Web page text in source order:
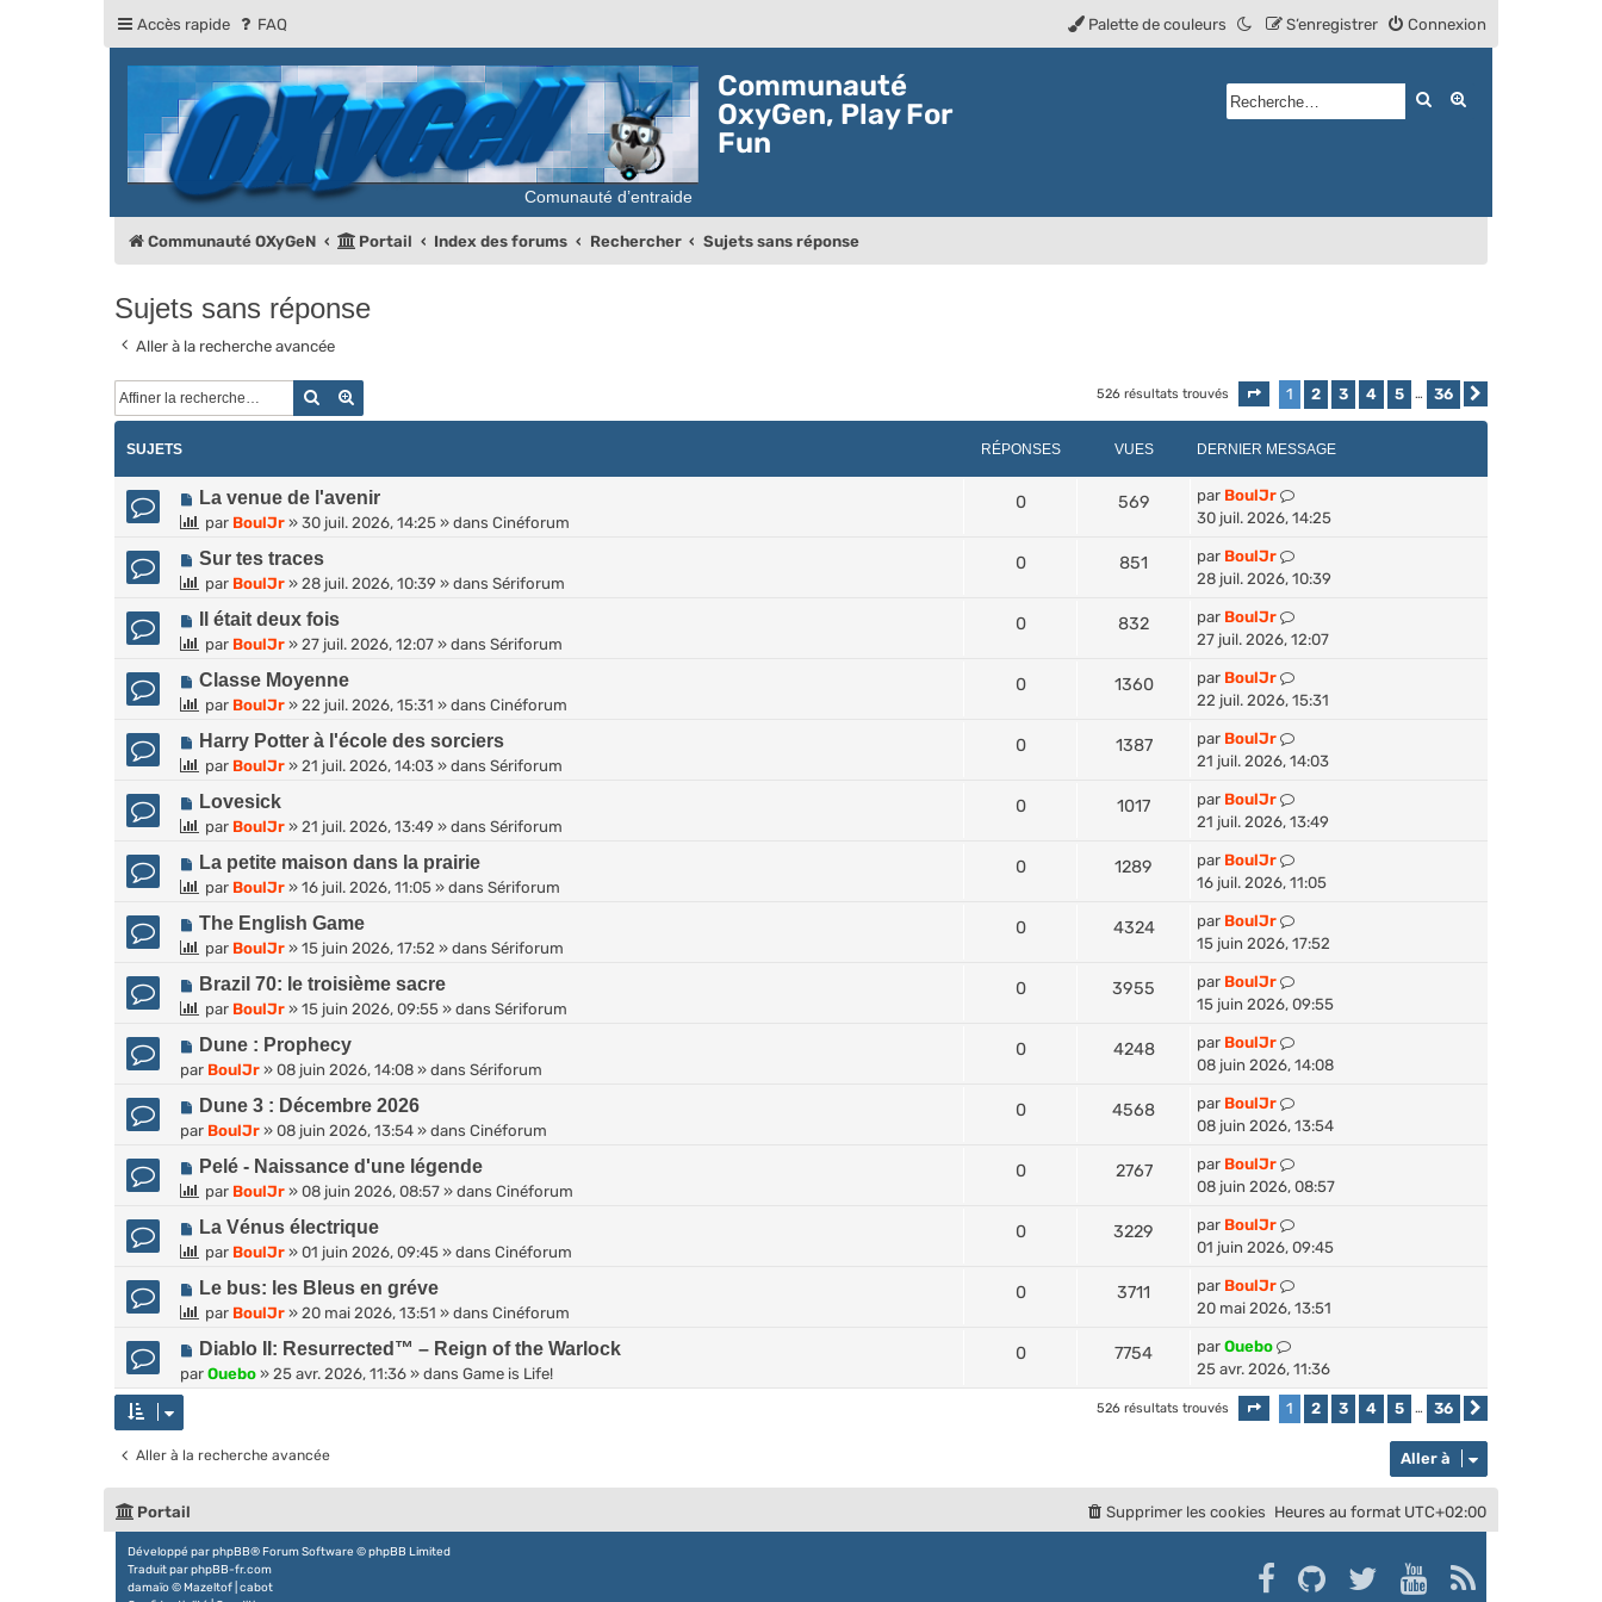
Accès rapide FAQ Connexion
S’enregistrer
Palette de couleurs
Communauté
OxyGen, Play For
Fun
Rechercher
Communauté OXyGeN Portail Index des forums Rechercher Sujets sans réponse
Sujets sans réponse
Aller à la recherche avancée
Rechercher 526 résultats trouvés Page 1sur36
1 2 3 4 5 … 36
SUJETS RÉPONSES VUES DERNIER MESSAGE
N
o
v
e
u
m
e
s
La venue de l'avenir
par BoulJr » 30 juil. 2026, 14:25 » dans Cinéforum
0 569 par BoulJr
30 juil. 2026, 14:25
N
o
v
e
u
m
e
s
Sur tes traces
par BoulJr » 28 juil. 2026, 10:39 » dans Sériforum
0 851 par BoulJr
28 juil. 2026, 10:39
N
o
v
e
u
m
e
s
Il était deux fois
par BoulJr » 27 juil. 2026, 12:07 » dans Sériforum
0 832 par BoulJr
27 juil. 2026, 12:07
N
o
v
e
u
m
e
s
Classe Moyenne
par BoulJr » 22 juil. 2026, 15:31 » dans Cinéforum
0 1360 par BoulJr
22 juil. 2026, 15:31
N
o
v
e
u
m
e
s
Harry Potter à l'école des sorciers
par BoulJr » 21 juil. 2026, 14:03 » dans Sériforum
0 1387 par BoulJr
21 juil. 2026, 14:03
N
o
v
e
u
m
e
s
g
Lovesick
par BoulJr » 21 juil. 2026, 13:49 » dans Sériforum
0 1017 par BoulJr
21 juil. 2026, 13:49
N
o
e
u
m
e
g
La petite maison dans la prairie
par BoulJr » 16 juil. 2026, 11:05 » dans Sériforum
0 1289 par BoulJr
16 juil. 2026, 11:05
N
o
v
e
u
m
e
The English Game
par BoulJr » 15 juin 2026, 17:52 » dans Sériforum
0 4324 par BoulJr
15 juin 2026, 17:52
N
o
v
e
u
m
e
s
Brazil 70: le troisième sacre
par BoulJr » 15 juin 2026, 09:55 » dans Sériforum
0 3955 par BoulJr
15 juin 2026, 09:55
N
o
v
e
u
m
e
s
Dune : Prophecy
par BoulJr » 08 juin 2026, 14:08 » dans Sériforum
0 4248 par BoulJr
08 juin 2026, 14:08
N
o
v
e
u
m
e
s
g
Dune 3 : Décembre 2026
par BoulJr » 08 juin 2026, 13:54 » dans Cinéforum
0 4568 par BoulJr
08 juin 2026, 13:54
N
o
v
e
u
m
e
s
e
Pelé - Naissance d'une légende
par BoulJr » 08 juin 2026, 08:57 » dans Cinéforum
0 2767 par BoulJr
08 juin 2026, 08:57
N
o
v
e
u
m
s
La Vénus électrique
par BoulJr » 01 juin 2026, 09:45 » dans Cinéforum
0 3229 par BoulJr
01 juin 2026, 09:45
N
o
v
e
e
s
a
g
e
Le bus: les Bleus en gréve
par BoulJr » 20 mai 2026, 13:51 » dans Cinéforum
0 3711 par BoulJr
20 mai 2026, 13:51
N
o
u
a
s
s
a
Diablo II: Resurrected™ – Reign of the Warlock
par Ouebo » 25 avr. 2026, 11:36 » dans Game is Life!
0 7754 par Ouebo
25 avr. 2026, 11:36
526 résultats trouvés Page 1sur36
1 2 3 4 5 … 36
Aller à la recherche avancée Aller à
Portail Heures au format UTC+02:00
Supprimer les cookies
Développé parphpBB® Forum Software © phpBB Limited
Traduit parphpBB-fr.com
damaïo ©Mazeltof cabot